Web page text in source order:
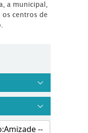
a municipal,
os centros de